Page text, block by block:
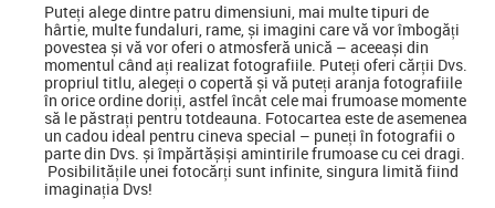
Puteți alege dintre patru dimensiuni, mai multe tipuri de
hârtie, multe fundaluri, rame, și imagini care vă vor îmbogăți
povestea și vă vor oferi o atmosferă unică – aceeași din
momentul când ați realizat fotografiile. Puteți oferi cărții Dvs.
propriul titlu, alegeți o copertă și vă puteți aranja fotografiile
în orice ordine doriți, astfel încât cele mai frumoase momente
să le păstrați pentru totdeauna. Fotocartea este de asemenea
un cadou ideal pentru cineva special – puneți în fotografii o
parte din Dvs. și împărtășiși amintirile frumoase cu cei dragi.
Posibilitățile unei fotocărți sunt infinite, singura limită fiind
imaginația Dvs!